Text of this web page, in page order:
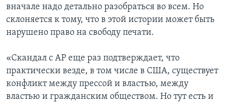
вначале надо детально разобраться во всем. Но
склоняется к тому, что в этой истории может быть
нарушено право на свободу печати.
«Скандал с АP еще раз подтверждает, что
практически везде, в том числе в США, существует
конфликт между прессой и властью, между
властью и гражданским обществом. Но тут есть и